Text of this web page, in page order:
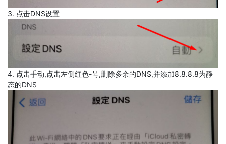
3. 点击DNS设置
4. 点击手动,点击左侧红色-号,删除多余的DNS,并添加8.8.8.8为静
态的DNS